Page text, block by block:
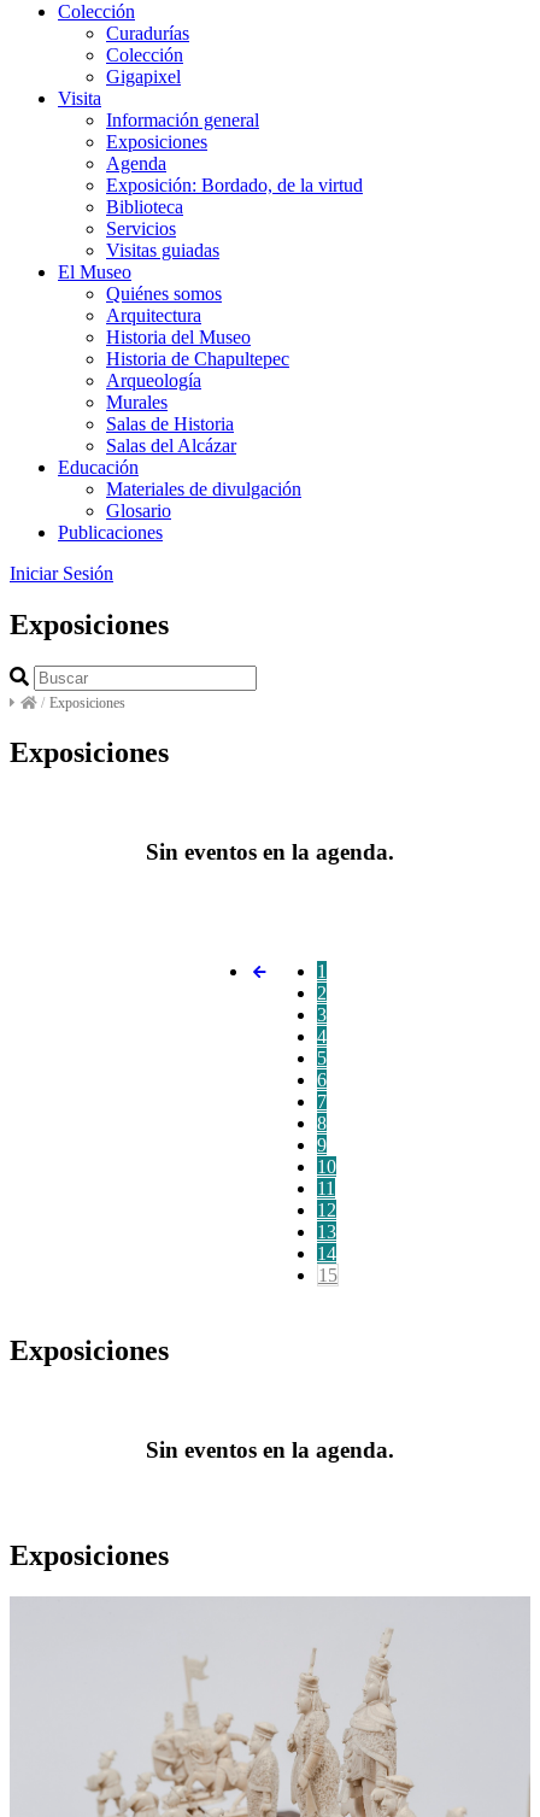
Colección
Curadurías
Colección
Gigapixel
Visita
Información general
Exposiciones
Agenda
Exposición: Bordado, de la virtud
Biblioteca
Servicios
Visitas guiadas
El Museo
Quiénes somos
Arquitectura
Historia del Museo
Historia de Chapultepec
Arqueología
Murales
Salas de Historia
Salas del Alcázar
Educación
Materiales de divulgación
Glosario
Publicaciones
Iniciar Sesión
Exposiciones
/ Exposiciones
Exposiciones
Sin eventos en la agenda.
1
2
3
4
5
6
7
8
9
10
11
12
13
14
15
Exposiciones
Sin eventos en la agenda.
Exposiciones